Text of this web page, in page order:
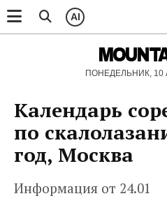
AI
ПОНЕДЕЛЬНИК, 10
Календарь
по
год, Москва
Информация от 24.01